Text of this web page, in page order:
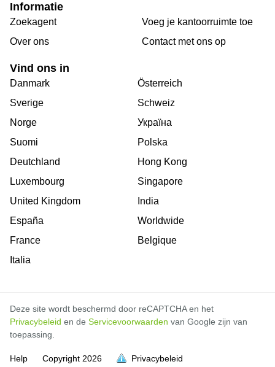
Informatie
Zoekagent
Over ons
Voeg je kantoorruimte toe
Сontact met ons op
Vind ons in
Danmark
Sverige
Norge
Suomi
Deutchland
Luxembourg
United Kingdom
España
France
Italia
Österreich
Schweiz
Україна
Polska
Hong Kong
Singapore
India
Worldwide
Belgique
Deze site wordt beschermd door reCAPTCHA en het
Privacybeleid en de Servicevoorwaarden van Google zijn van
toepassing.
Help Copyright 2026 Privacybeleid